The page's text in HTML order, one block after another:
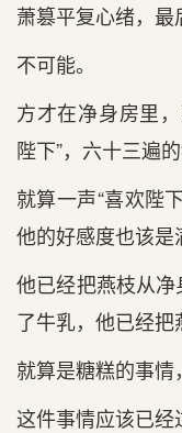
萧篡平复心绪，最
不可能。
方才在净身房里
陛下”，六十三遍
就算一声“喜欢陛
他的好感度也该是
他已经把燕枝从
了牛乳，他已经把
就算是糖糕的事情
这件事情应该已经